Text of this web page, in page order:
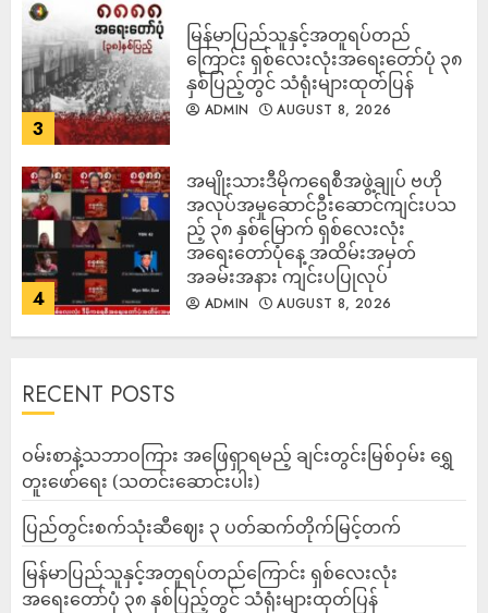
3
မြန်မာပြည်သူနှင့်အတူရပ်တည်
ကြောင်း ရှစ်လေးလုံးအရေးတော်ပုံ ၃၈
နှစ်ပြည့်တွင် သံရုံးများထုတ်ပြန်
ADMIN AUGUST 8, 2026
4
အမျိုးသားဒီမိုကရေစီအဖွဲ့ချုပ် ဗဟို
အလုပ်အမှုဆောင်ဦးဆောင်ကျင်းပသ
ည့် ၃၈ နှစ်မြောက် ရှစ်လေးလုံး
အရေးတော်ပုံနေ့ အထိမ်းအမှတ်
အခမ်းအနား ကျင်းပပြုလုပ်
ADMIN AUGUST 8, 2026
RECENT POSTS
ဝမ်းစာနဲ့သဘာဝကြား အဖြေရှာရမည့် ချင်းတွင်းမြစ်ဝှမ်း ရွှေ
တူးဖော်ရေး (သတင်းဆောင်းပါး)
ပြည်တွင်းစက်သုံးဆီဈေး ၃ ပတ်ဆက်တိုက်မြင့်တက်
မြန်မာပြည်သူနှင့်အတူရပ်တည်ကြောင်း ရှစ်လေးလုံး
အရေးတော်ပုံ ၃၈ နှစ်ပြည့်တွင် သံရုံးများထုတ်ပြန်